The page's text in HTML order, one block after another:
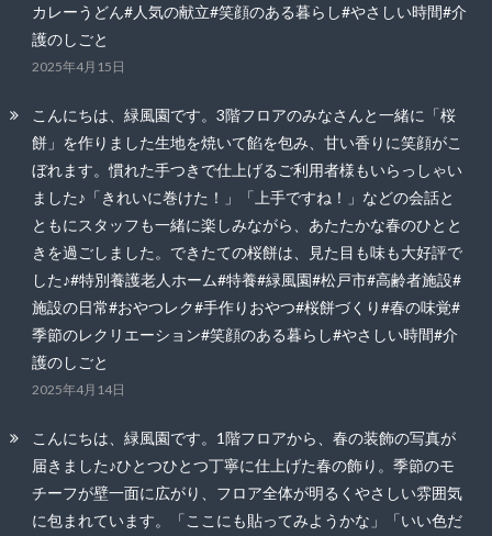
カレーうどん#人気の献立#笑顔のある暮らし#やさしい時間#介
護のしごと
2025年4月15日
こんにちは、緑風園です。3階フロアのみなさんと一緒に「桜
餅」を作りました生地を焼いて餡を包み、甘い香りに笑顔がこ
ぼれます。慣れた手つきで仕上げるご利用者様もいらっしゃい
ました♪「きれいに巻けた！」「上手ですね！」などの会話と
ともにスタッフも一緒に楽しみながら、あたたかな春のひとと
きを過ごしました。できたての桜餅は、見た目も味も大好評で
した♪#特別養護老人ホーム#特養#緑風園#松戸市#高齢者施設#
施設の日常#おやつレク#手作りおやつ#桜餅づくり#春の味覚#
季節のレクリエーション#笑顔のある暮らし#やさしい時間#介
護のしごと
2025年4月14日
こんにちは、緑風園です。1階フロアから、春の装飾の写真が
届きました♪ひとつひとつ丁寧に仕上げた春の飾り。季節のモ
チーフが壁一面に広がり、フロア全体が明るくやさしい雰囲気
に包まれています。「ここにも貼ってみようかな」「いい色だ